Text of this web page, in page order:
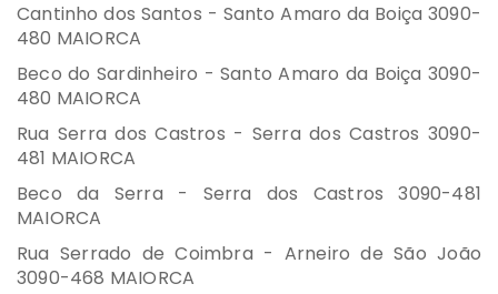
Cantinho dos Santos - Santo Amaro da Boiça 3090-
480 MAIORCA
Beco do Sardinheiro - Santo Amaro da Boiça 3090-
480 MAIORCA
Rua Serra dos Castros - Serra dos Castros 3090-
481 MAIORCA
Beco da Serra - Serra dos Castros 3090-481
MAIORCA
Rua Serrado de Coimbra - Arneiro de São João
3090-468 MAIORCA